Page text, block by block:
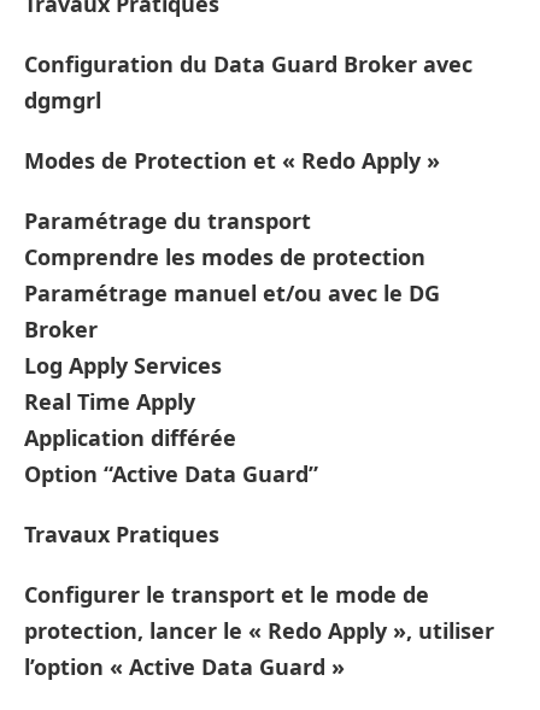
Configuration du Data Guard Broker avec
dgmgrl
Modes de Protection et « Redo Apply »
Paramétrage du transport
Comprendre les modes de protection
Paramétrage manuel et/ou avec le DG
Broker
Log Apply Services
Real Time Apply
Application différée
Option “Active Data Guard”
Travaux Pratiques
Configurer le transport et le mode de
protection, lancer le « Redo Apply », utiliser
l’option « Active Data Guard »